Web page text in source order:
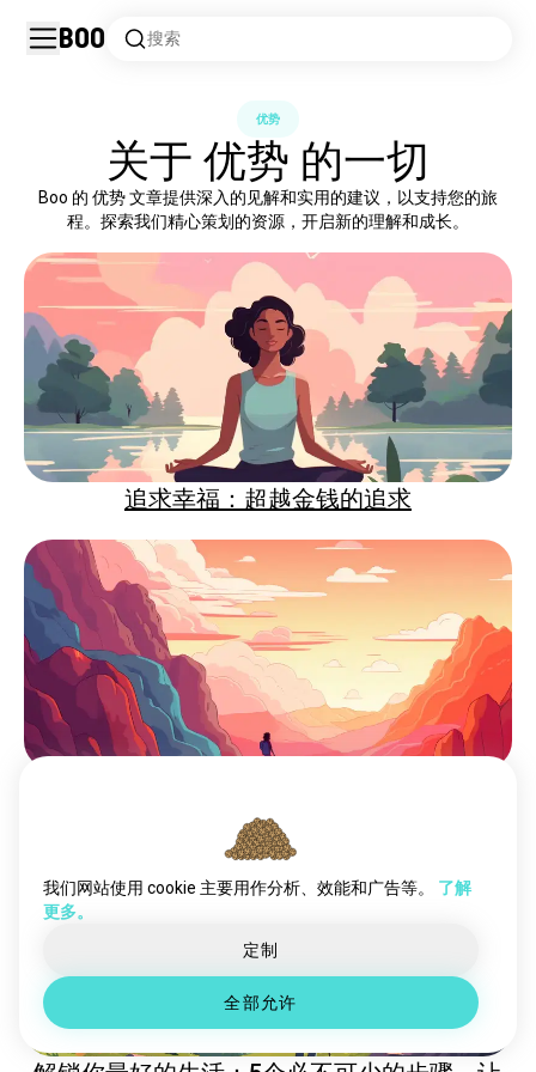
Boo 搜索
优势
关于 优势 的一切
Boo 的 优势 文章提供深入的见解和实用的建议，以支持您的旅
程。探索我们精心策划的资源，开启新的理解和成长。
追求幸福：超越金钱的追求
我们网站使用 cookie 主要用作分析、效能和广告等。
了解
更多。
定制
全部允许